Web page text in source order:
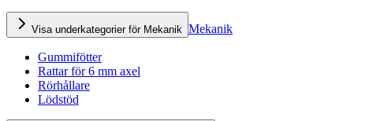
Visa underkategorier för Mekanik Mekanik
Gummifötter
Rattar för 6 mm axel
Rörhållare
Lödstöd